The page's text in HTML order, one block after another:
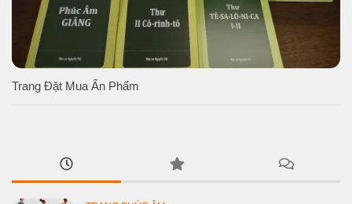
Trang Đặt Mua Ấn Phẩm